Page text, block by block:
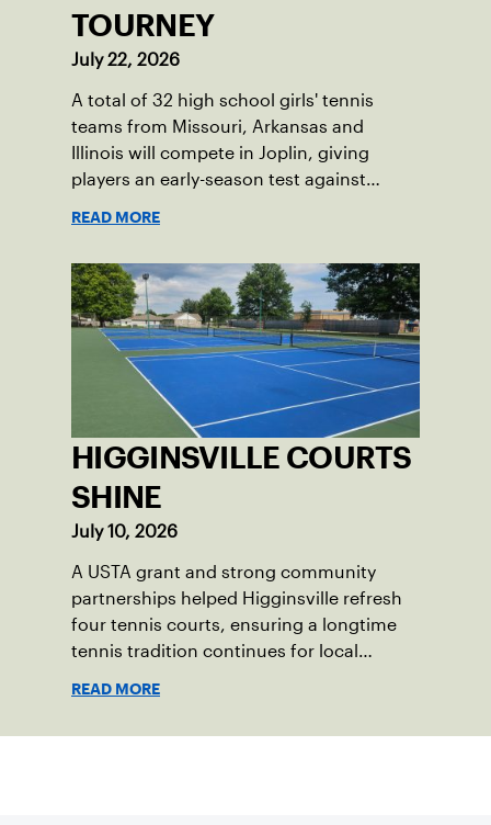
TOURNEY
July 22, 2026
A total of 32 high school girls' tennis
teams from Missouri, Arkansas and
Illinois will compete in Joplin, giving
players an early-season test against
READ MORE
HIGGINSVILLE COURTS
SHINE
July 10, 2026
A USTA grant and strong community
partnerships helped Higginsville refresh
four tennis courts, ensuring a longtime
tennis tradition continues for local
READ MORE